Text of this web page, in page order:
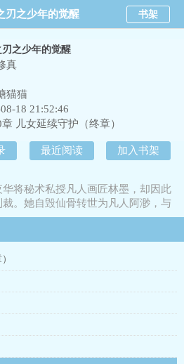
刃之少年的觉醒 书架
之少年的觉醒
真
猫猫
18 21:52:46
儿女延续守护（终章）
最近阅读 加入书架
将秘术私授凡人画匠林墨，却因此
。她自毁仙骨转世为凡人阿渺，与
儿郎清歌，却也为这段禁忌之恋埋
，郎清歌在北邙山古墓中意外掘出
血契、净化邪祟的神兵，瞬间唤醒
让他成为天庭与魔族争相抢夺的目
序”为幌子，妄图用九韶神链将他押
觎他的力量，企图通过魔血祭坛将
歌邂逅人间公主江欣欣。她手持能
生的宏愿，看似柔弱，却在关键时
在江欣欣的陪伴下，郎清歌惊悉父
死，父亲因天庭制裁郁郁而终。目
他立下誓言，要打破三界不平等的